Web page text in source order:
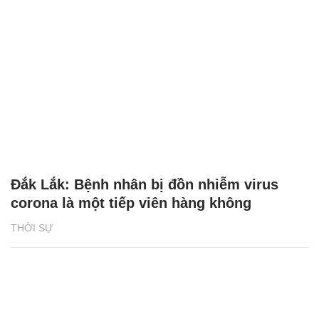
THỜI SỰ
Đắk Lắk: Bệnh nhân bị đồn nhiễm virus
corona là một tiếp viên hàng không